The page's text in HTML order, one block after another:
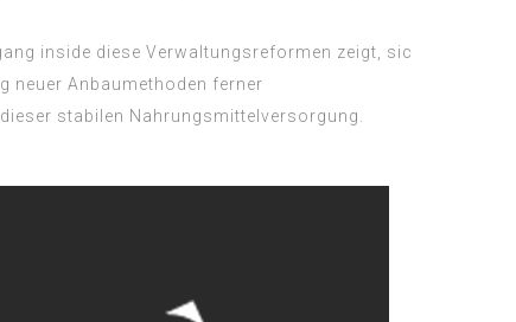
inside diese Verwaltungsreformen zeigt, sic
neuer Anbaumethoden ferner
stabilen Nahrungsmittelversorgung.